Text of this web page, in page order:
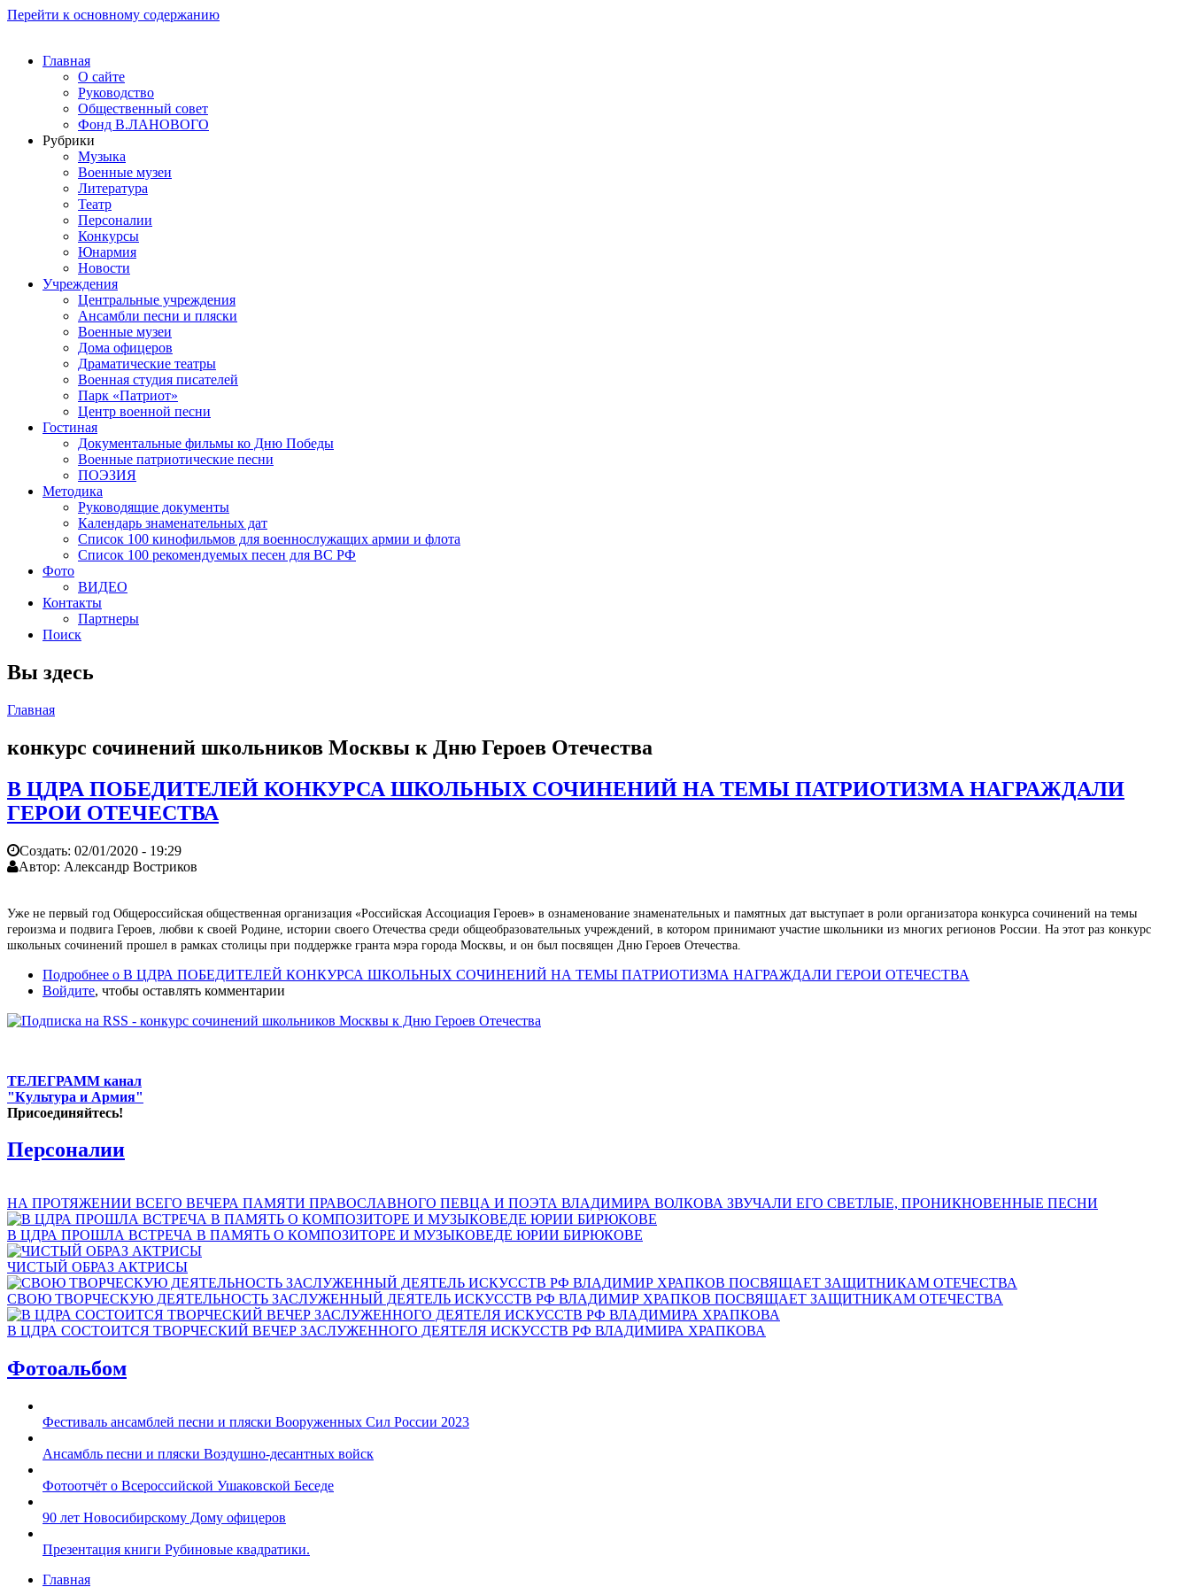
Перейти к основному содержанию
Главная
О сайте
Руководство
Общественный совет
Фонд В.ЛАНОВОГО
Рубрики
Музыка
Военные музеи
Литература
Театр
Персоналии
Конкурсы
Юнармия
Новости
Учреждения
Центральные учреждения
Ансамбли песни и пляски
Военные музеи
Дома офицеров
Драматические театры
Военная студия писателей
Парк «Патриот»
Центр военной песни
Гостиная
Документальные фильмы ко Дню Победы
Военные патриотические песни
ПОЭЗИЯ
Методика
Руководящие документы
Календарь знаменательных дат
Список 100 кинофильмов для военнослужащих армии и флота
Список 100 рекомендуемых песен для ВС РФ
Фото
ВИДЕО
Контакты
Партнеры
Поиск
Вы здесь
Главная
конкурс сочинений школьников Москвы к Дню Героев Отечества
В ЦДРА ПОБЕДИТЕЛЕЙ КОНКУРСА ШКОЛЬНЫХ СОЧИНЕНИЙ НА ТЕМЫ ПАТРИОТИЗМА НАГРАЖДАЛИ
ГЕРОИ ОТЕЧЕСТВА
Создать: 02/01/2020 - 19:29
Автор: Александр Востриков
Уже не первый год Общероссийская общественная организация «Российская Ассоциация Героев» в ознаменование знаменательных и памятных дат выступает в роли организатора конкурса сочинений на темы
героизма и подвига Героев, любви к своей Родине, истории своего Отечества среди общеобразовательных учреждений, в котором принимают участие школьники из многих регионов России. На этот раз конкурс
школьных сочинений прошел в рамках столицы при поддержке гранта мэра города Москвы, и он был посвящен Дню Героев Отечества.
Подробнее о В ЦДРА ПОБЕДИТЕЛЕЙ КОНКУРСА ШКОЛЬНЫХ СОЧИНЕНИЙ НА ТЕМЫ ПАТРИОТИЗМА НАГРАЖДАЛИ ГЕРОИ ОТЕЧЕСТВА
Войдите, чтобы оставлять комментарии
ТЕЛЕГРАММ канал
"Культура и Армия"
Присоединяйтесь!
Персоналии
НА ПРОТЯЖЕНИИ ВСЕГО ВЕЧЕРА ПАМЯТИ ПРАВОСЛАВНОГО ПЕВЦА И ПОЭТА ВЛАДИМИРА ВОЛКОВА ЗВУЧАЛИ ЕГО СВЕТЛЫЕ, ПРОНИКНОВЕННЫЕ ПЕСНИ
В ЦДРА ПРОШЛА ВСТРЕЧА В ПАМЯТЬ О КОМПОЗИТОРЕ И МУЗЫКОВЕДЕ ЮРИИ БИРЮКОВЕ
ЧИСТЫЙ ОБРАЗ АКТРИСЫ
СВОЮ ТВОРЧЕСКУЮ ДЕЯТЕЛЬНОСТЬ ЗАСЛУЖЕННЫЙ ДЕЯТЕЛЬ ИСКУССТВ РФ ВЛАДИМИР ХРАПКОВ ПОСВЯЩАЕТ ЗАЩИТНИКАМ ОТЕЧЕСТВА
В ЦДРА СОСТОИТСЯ ТВОРЧЕСКИЙ ВЕЧЕР ЗАСЛУЖЕННОГО ДЕЯТЕЛЯ ИСКУССТВ РФ ВЛАДИМИРА ХРАПКОВА
Фотоальбом
Фестиваль ансамблей песни и пляски Вооруженных Сил России 2023
Ансамбль песни и пляски Воздушно-десантных войск
Фотоотчёт о Всероссийской Ушаковской Беседе
90 лет Новосибирскому Дому офицеров
Презентация книги Рубиновые квадратики.
Главная